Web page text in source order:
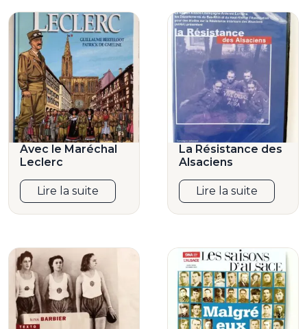
Avec le Maréchal
Leclerc
Lire la suite
La Résistance des
Alsaciens
Lire la suite